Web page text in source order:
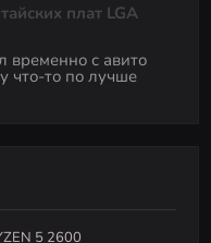
плат LGA
временно с авито
что-то по лучше
5 2600